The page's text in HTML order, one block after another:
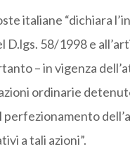
italiane “dichiara
D.lgs. 58/1998 e
– in vigenza
ordinarie
perfezionamento
a tali azioni”.